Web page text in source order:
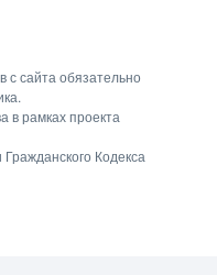
сайта обязательно
в рамках проекта
Кодекса